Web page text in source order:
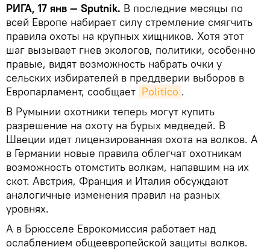
РИГА, 17 янв — Sputnik. В последние месяцы по
всей Европе набирает силу стремление смягчить
правила охоты на крупных хищников. Хотя этот
шаг вызывает гнев экологов, политики, особенно
правые, видят возможность набрать очки у
сельских избирателей в преддверии выборов в
Европарламент, сообщает Politico .
В Румынии охотники теперь могут купить
разрешение на охоту на бурых медведей. В
Швеции идет лицензированная охота на волков. А
в Германии новые правила облегчат охотникам
возможность отомстить волкам, напавшим на их
скот. Австрия, Франция и Италия обсуждают
аналогичные изменения правил на разных
уровнях.
А в Брюсселе Еврокомиссия работает над
ослаблением общеевропейской защиты волков.